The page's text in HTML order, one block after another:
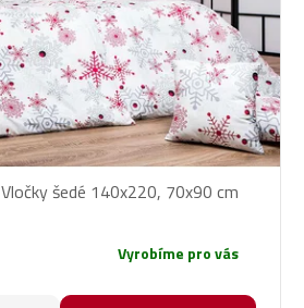
šedé 140x220, 70x90 cm
Vyrobíme pro vás